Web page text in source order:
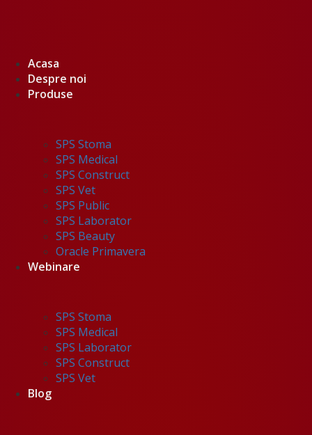
Acasa
Despre noi
Produse
SPS Stoma
SPS Medical
SPS Construct
SPS Vet
SPS Public
SPS Laborator
SPS Beauty
Oracle Primavera
Webinare
SPS Stoma
SPS Medical
SPS Laborator
SPS Construct
SPS Vet
Blog